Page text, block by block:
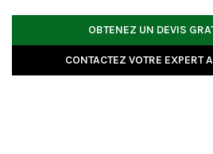
OBTENEZ UN DEVIS
CONTACTEZ VOTRE EXPERT